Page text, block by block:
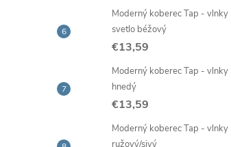
Moderný koberec Tap - vlnky
svetlo béžový
€13,59
Moderný koberec Tap - vlnky
hnedý
€13,59
Moderný koberec Tap - vlnky
ružový/sivý